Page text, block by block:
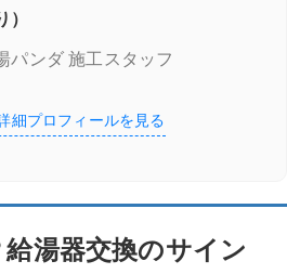
）
パンダ 施工スタッフ
細プロフィールを見る
湯器交換のサイン